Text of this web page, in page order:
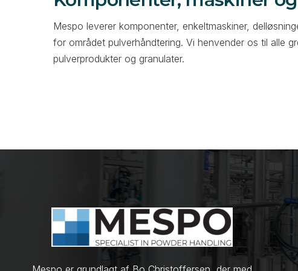
Mespo leverer komponenter, enkeltmaskiner,
for området pulverhåndtering. Vi henvender os til alle
pulverprodukter og granulater.